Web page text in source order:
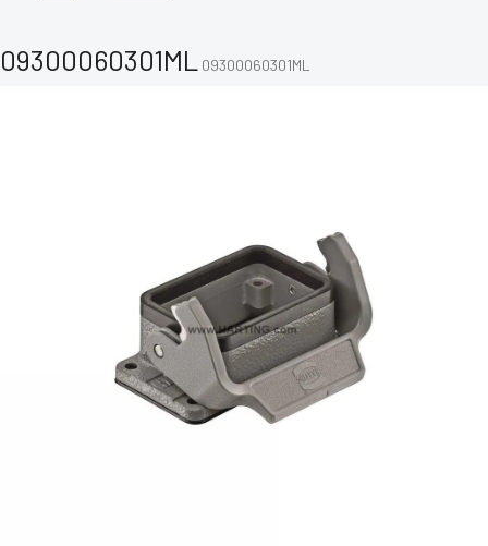
09300060301ML 09300060301ML